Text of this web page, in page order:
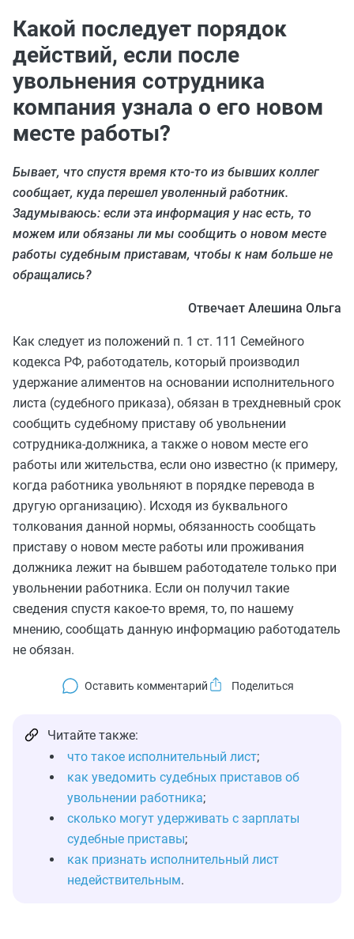
Какой последует порядок
действий, если после
увольнения сотрудника
компания узнала о его новом
месте работы?
Бывает, что спустя время кто-то из бывших коллег
сообщает, куда перешел уволенный работник.
Задумываюсь: если эта информация у нас есть, то
можем или обязаны ли мы сообщить о новом месте
работы судебным приставам, чтобы к нам больше не
обращались?
Отвечает Алешина Ольга
Как следует из положений п. 1 ст. 111 Семейного
кодекса РФ, работодатель, который производил
удержание алиментов на основании исполнительного
листа (судебного приказа), обязан в трехдневный срок
сообщить судебному приставу об увольнении
сотрудника-должника, а также о новом месте его
работы или жительства, если оно известно (к примеру,
когда работника увольняют в порядке перевода в
другую организацию). Исходя из буквального
толкования данной нормы, обязанность сообщать
приставу о новом месте работы или проживания
должника лежит на бывшем работодателе только при
увольнении работника. Если он получил такие
сведения спустя какое-то время, то, по нашему
мнению, сообщать данную информацию работодатель
не обязан.
Оставить комментарий
Читайте также:
что такое исполнительный лист;
как уведомить судебных приставов об
увольнении работника;
сколько могут удерживать с зарплаты
судебные приставы;
как признать исполнительный лист
недействительным.